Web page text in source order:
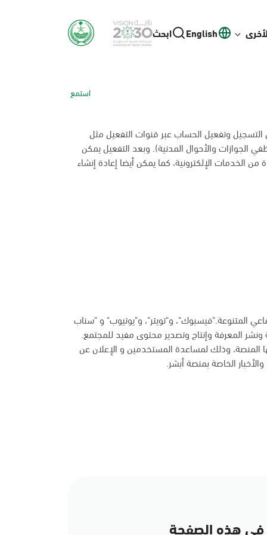
English ابحث
استمع
وتفعيل الحساب عبر قنوات التفعيل مثل
الجوازات والأحوال المدنية). وبعد التفعيل يمكن
الخدمات الإلكترونية، كما يمكن أيضا إعادة إنشاء
المتنوعة."فيسبوك"، و"تويتر"، و"يوتيوب" و "سناب
المعرفة وإنتاج وتصدير محتوى مفيد للمجتمع.
المنصة، وذلك لمساعدة المستخدمين و الإعلان عن
الخاصة بمنصة أبشر.
هذه الصفحة